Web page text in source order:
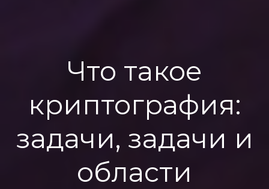
Что такое
криптография:
задачи, задачи и
области